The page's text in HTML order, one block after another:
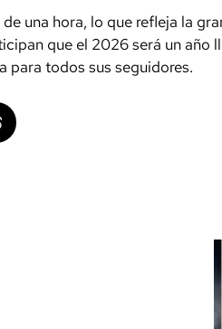
una hora, lo que refleja la
que el 2026 será un año
para todos sus seguidores.